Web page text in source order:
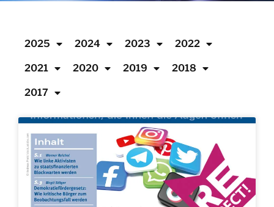
2025 2024 2023 2022
2021 2020 2019 2018
2017